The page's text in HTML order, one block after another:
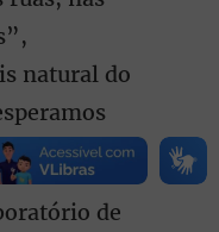
natural do
de